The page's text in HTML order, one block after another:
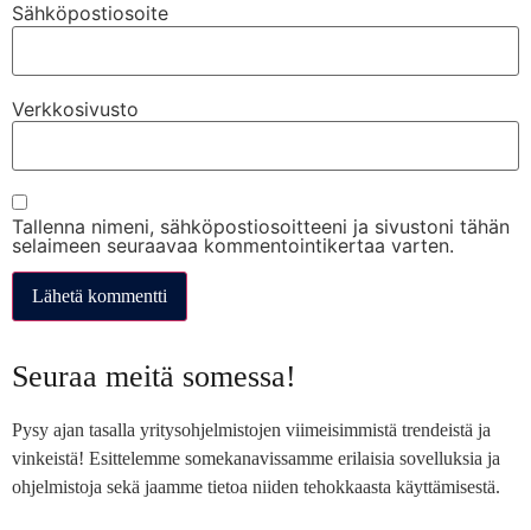
Sähköpostiosoite
Verkkosivusto
Tallenna nimeni, sähköpostiosoitteeni ja sivustoni tähän
selaimeen seuraavaa kommentointikertaa varten.
Seuraa meitä somessa!
Pysy ajan tasalla yritysohjelmistojen viimeisimmistä trendeistä ja
vinkeistä! Esittelemme somekanavissamme erilaisia sovelluksia ja
ohjelmistoja sekä jaamme tietoa niiden tehokkaasta käyttämisestä.